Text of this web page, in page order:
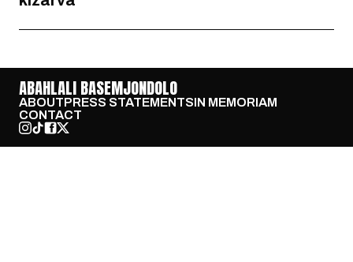
ABAHLALI BASEMJONDOLO
ABOUTPRESS STATEMENTSIN MEMORIAM
CONTACT